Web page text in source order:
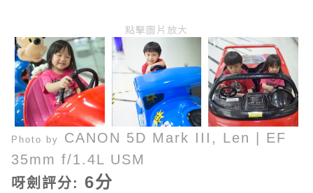
點擊圖片放大
Photo by CANON 5D Mark III, Len
EF
35mm f/1.4L USM
呀劍評分: 6分